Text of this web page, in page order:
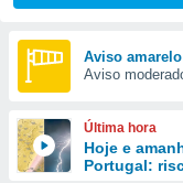
das
forma
digital
Aviso amarelo
Aviso
Última hora
Hoje e
Portugal: